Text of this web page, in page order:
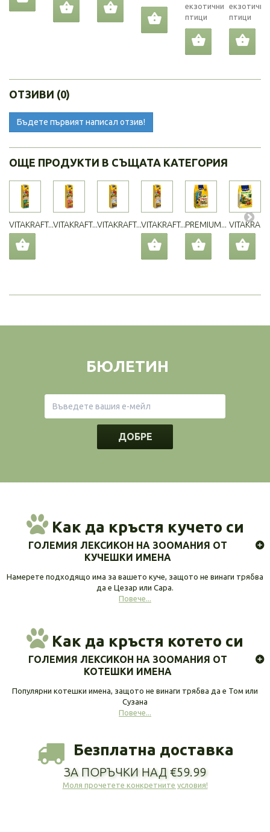
екзотични
птици
екзотични
птици
ОТЗИВИ (0)
Бъдете първият написал отзив!
ОЩЕ ПРОДУКТИ В СЪЩАТА КАТЕГОРИЯ
VITAKRAFT...VITAKRAFT...VITAKRAFT...VITAKRAFT...PREMIUM...
БЮЛЕТИН
ДОБРЕ
Как да кръстя кучето си
ГОЛЕМИЯ ЛЕКСИКОН НА ЗООМАНИЯ ОТ
КУЧЕШКИ ИМЕНА
Намерете подходящо има за вашето куче, защото не винаги трябва
да е Цезар или Сара.
Повече...
Как да кръстя котето си
ГОЛЕМИЯ ЛЕКСИКОН НА ЗООМАНИЯ ОТ
КОТЕШКИ ИМЕНА
Популярни котешки имена, защото не винаги трябва да е Том или
Сузана
Повече...
Безплатна доставка
ЗА ПОРЪЧКИ НАД €59.99
Моля прочетете конкретните условия!